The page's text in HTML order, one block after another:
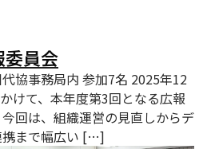
員会
協事務局内 参加7名 2025年12
けて、本年度第3回となる広報
回は、組織運営の見直しからデ
携まで幅広い […]